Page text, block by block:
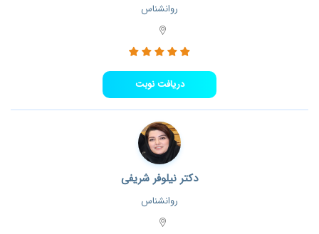
روانشناس
دریافت نوبت
دکتر نیلوفر شریفی
روانشناس